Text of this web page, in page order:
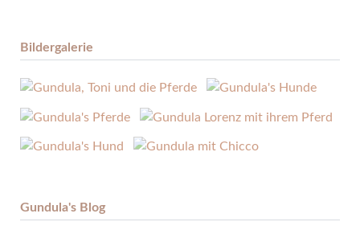
Bildergalerie
Gundula's Blog